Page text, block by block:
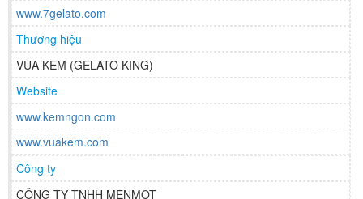
www.7gelato.com
Thương hiệu
VUA KEM (GELATO KING)
Website
www.kemngon.com
www.vuakem.com
Công ty
CÔNG TY TNHH MENMOT